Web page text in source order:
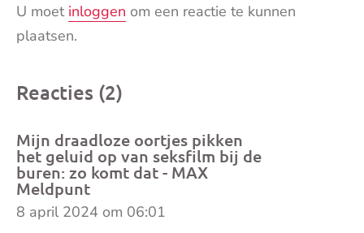
U moet inloggen om een reactie te kunnen
plaatsen.
Reacties (2)
Mijn draadloze oortjes pikken
het geluid op van seksfilm bij de
buren: zo komt dat - MAX
Meldpunt
8 april 2024 om 06:01